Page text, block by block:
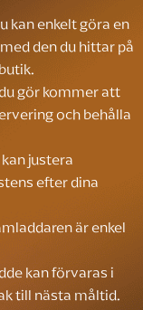
kan enkelt göra en
den du hittar på
gör kommer att
och behålla
justera
efter dina
är enkel
kan förvaras i
till nästa måltid.